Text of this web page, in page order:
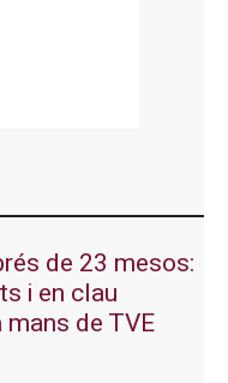
de 23 mesos:
i en clau
de TVE